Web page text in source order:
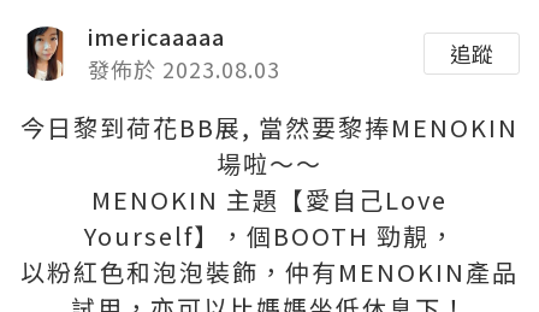
imericaaaaa
發佈於 2023.08.03
追蹤
今日黎到荷花BB展, 當然要黎捧MENOKIN
場啦～～
MENOKIN 主題【愛自己Love
Yourself】，個BOOTH 勁靚，
以粉紅色和泡泡裝飾，仲有MENOKIN產品